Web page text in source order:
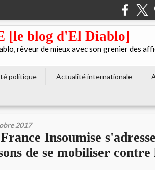
[le blog d'El Diablo]
rêveur de mieux avec son grenier des
politique Actualité internationale
2017
Insoumise
de se mobiliser